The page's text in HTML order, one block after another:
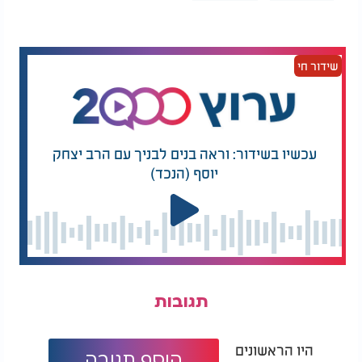
את כל התמונה לא נוכל לראות, וגם לא נוכל להבין מה
הסיבה שהקב"ה בחר עבורנו את המסלול הזה. רק נוכל
לצאת מנקודת הנחה שהוא יתברך אוהב אותנו ורוצה
להרעיף עלינו רק שפע וטוב. ועלינו להתחזק באמונה
ולהמשיך במסע חיינו.
מדוע הדברים קורים לנו כך? ומה החלק שלנו פה?
לכל מעשה שלנו יש תוצאה, וכן כל מה שאנו חושבים,
מדברים ועושים. כגלגל חוזר, הכל יכול לחזור אלינו.
בשלב מוקדם או מאוחר בחיים. אנחנו אחראים במידה
מסוימת על "הגורל" שלנו, ועל מצבנו.
לכן, אם נהיה בתדר של חשיבה אופטימית, פרגון ואהדה
לסביבה, נוכל למשוך לחיינו שפע, ברכה והצלחה. ואילו
לעצמנו את כל התכונות שאנו לא טובים בהם - אחרי אלו
שידור חי
עכשיו בשידור: וראה בנים לבניך עם הרב יצחק
יוסף (הנכד)
תגובות
היו הראשונים